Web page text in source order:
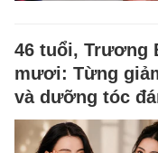
46 tuổi, Trương
mươi: Từng
và dưỡng tóc